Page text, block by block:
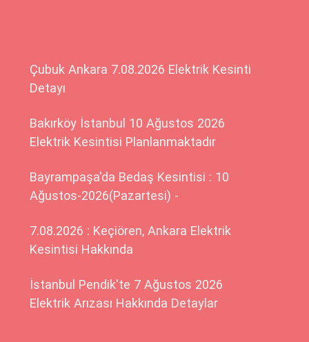
Çubuk Ankara 7.08.2026 Elektrik Kesinti
Detayı
Bakırköy İstanbul 10 Ağustos 2026
Elektrik Kesintisi Planlanmaktadır
Bayrampaşa'da Bedaş Kesintisi : 10
Ağustos-2026(Pazartesi) -
7.08.2026 : Keçiören, Ankara Elektrik
Kesintisi Hakkında
İstanbul Pendik'te 7 Ağustos 2026
Elektrik Arızası Hakkında Detaylar